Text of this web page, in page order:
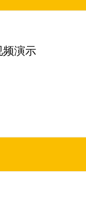
频演示